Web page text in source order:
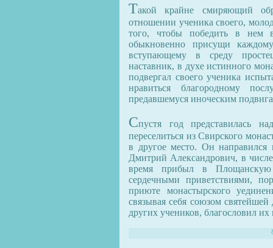
Такой крайне смиряющий
отношении ученика своего,
того, чтобы победить в нем
обыкновенно присущи
вступающему в среду
наставник, в духе истинного
подвергал своего ученика
нравиться благородному
предавшемуся иноческим
Спустя год представилась
переселиться из Свирского
в другое место. Он
Дмитрий Александрович, в
время прибыл в Площанскую
сердечными приветствиями,
приюте монастырского
связывая себя союзом
других учеников, благословил